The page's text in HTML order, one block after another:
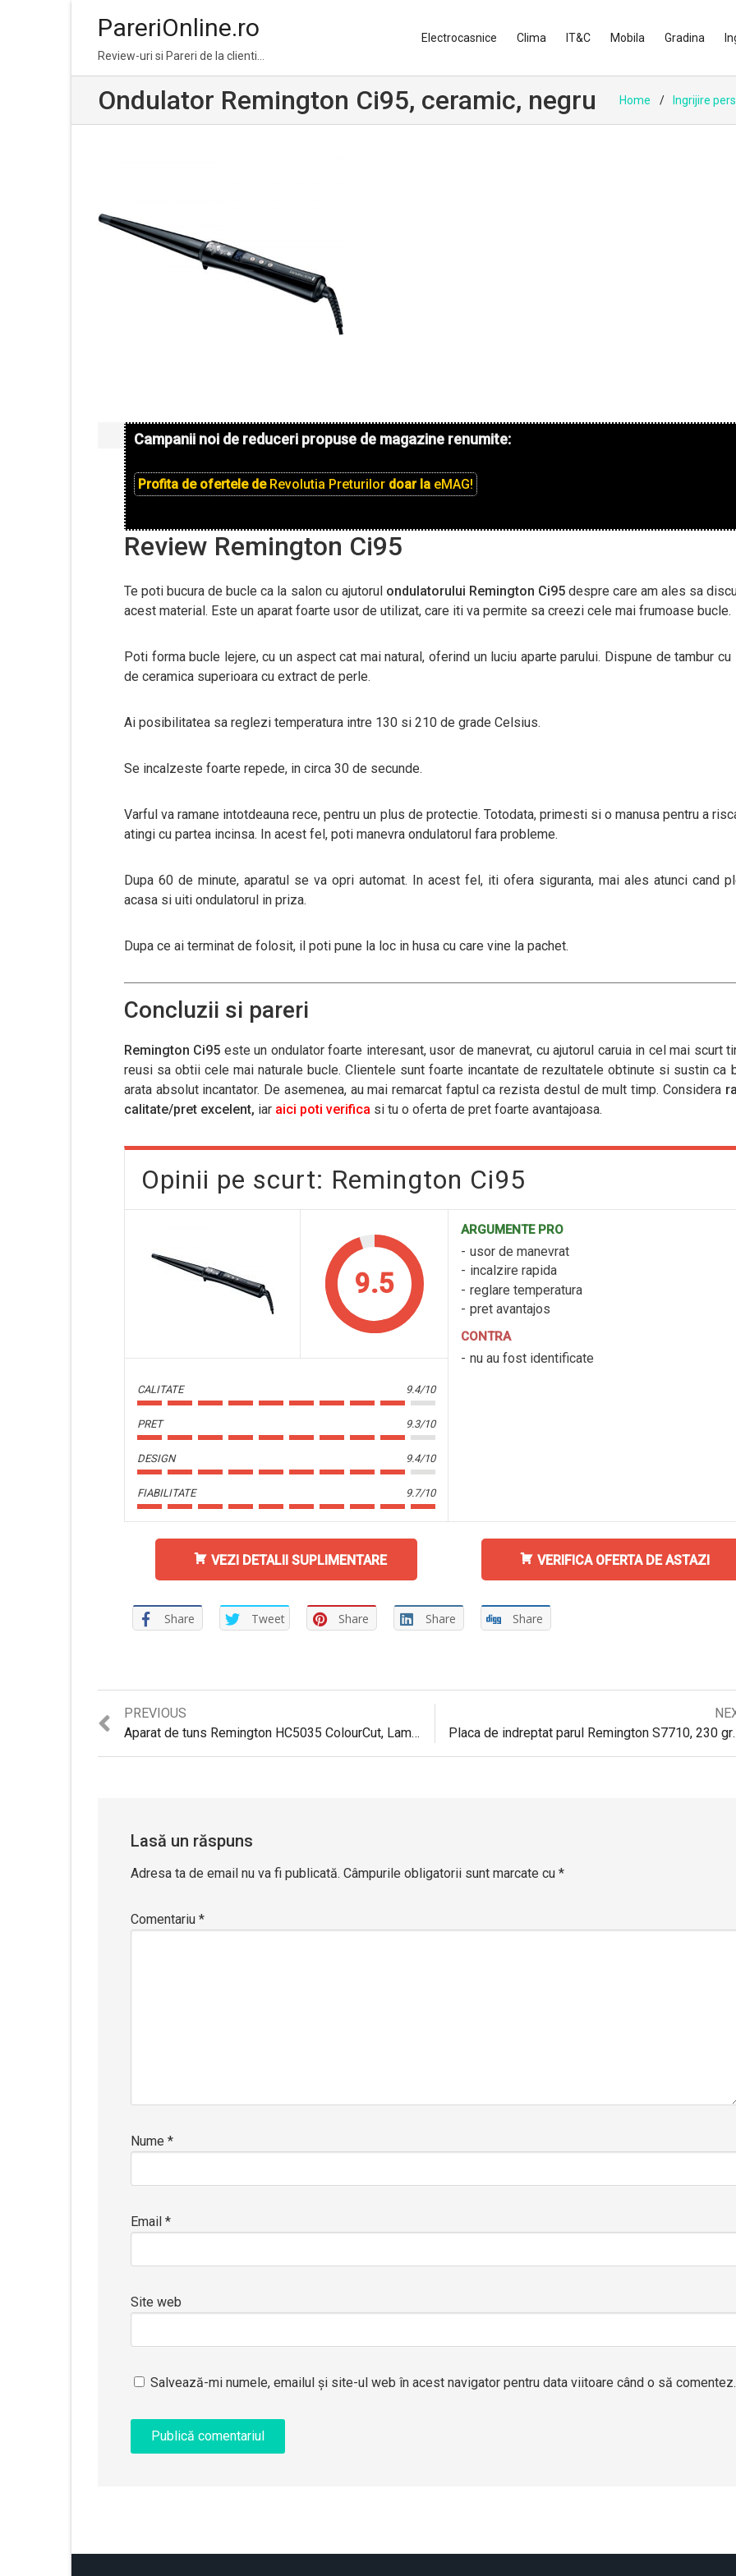
PareriOnline.ro
Review-uri si Pareri de la clienti…
Electrocasnice Clima IT&C Mobila Gradina
Ondulator Remington Ci95, ceramic, negru Home Ingrijire
Campanii noi de reduceri propuse de magazine renumite:
Profita de ofertele de Revolutia Preturilor doar la eMAG!
Review Remington Ci95
Te poti bucura de bucle ca la salon cu ajutorul ondulatorului Remington Ci95despre care am ales sa
acest material. Este un aparat foarte usor de utilizat, care iti va permite sa creezi cele mai frumoase bucle.
Poti forma bucle lejere, cu un aspect cat mai natural, oferind un luciu aparte parului. Dispune de tambur cu
de ceramica superioara cu extract de perle.
Ai posibilitatea sa reglezi temperatura intre 130 si 210 de grade Celsius.
Se incalzeste foarte repede, in circa 30 de secunde.
Varful va ramane intotdeauna rece, pentru un plus de protectie. Totodata, primesti si o manusa pentru a
atingi cu partea incinsa. In acest fel, poti manevra ondulatorul fara probleme.
Dupa 60 de minute, aparatul se va opri automat. In acest fel, iti ofera siguranta, mai ales atunci cand
acasa si uiti ondulatorul in priza.
Dupa ce ai terminat de folosit, il poti pune la loc in husa cu care vine la pachet.
Concluzii si pareri
Remington Ci95 este un ondulator foarte interesant, usor de manevrat, cu ajutorul caruia in cel mai scurt
reusi sa obtii cele mai naturale bucle. Clientele sunt foarte incantate de rezultatele obtinute si sustin ca
arata absolut incantator. De asemenea, au mai remarcat faptul ca rezista destul de mult timp. Considera
calitate/pret excelent, iar aici poti verifica si tu o oferta de pret foarte avantajoasa.
Opinii pe scurt: Remington Ci95
9.5
CALITATE 9.4/10
PRET 9.3/10
DESIGN 9.4/10
FIABILITATE 9.7/10
ARGUMENTE PRO
usor de manevrat
incalzire rapida
reglare temperatura
pret avantajos
CONTRA
nu au fost identificate
VEZI DETALII SUPLIMENTARE VERIFICA OFERTA DE ASTAZI
Share Tweet Share Share Share
Navigare
PREVIOUS
Previous
post:
Aparat de tuns Remington HC5035 ColourCut, Lame Inox, Alimentare la retea, 1.5-25 mm, Gri/Negru
post:
Placa de indreptat
Lasă un răspuns
Adresa ta de email nu va fi publicată. Câmpurile obligatorii sunt marcate cu *
Comentariu *
Nume *
Email *
Site web
Salvează-mi numele, emailul și site-ul web în acest navigator pentru data viitoare când o să comentez.